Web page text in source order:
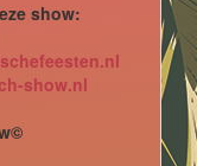
show:
show.nl